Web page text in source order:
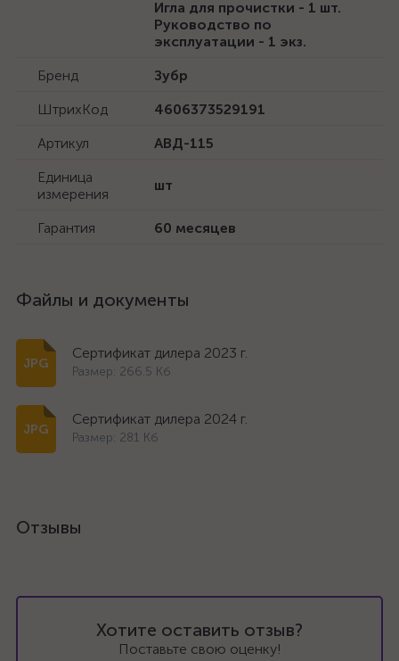
Игла для прочистки - 1 шт.
Руководство по
эксплуатации - 1 экз.
Бренд
Зубр
ШтрихКод
4606373529191
Артикул
АВД-115
Единица
измерения
шт
Гарантия 60 месяцев
Файлы и документы
Сертификат дилера 2023 г.
Размер: 266.5 Кб
Сертификат дилера 2024 г.
Размер: 281 Кб
Отзывы
Хотите оставить отзыв?
Поставьте свою оценку!